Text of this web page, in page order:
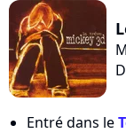
Entré dans le